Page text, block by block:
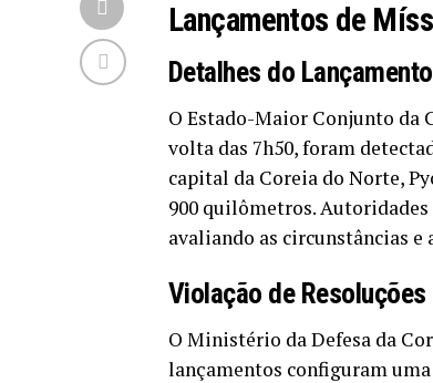
Lançamentos de
Detalhes do Lançamento
O Estado-Maior Conjunto da
volta das 7h50, foram
capital da Coreia do Norte,
900 quilômetros.
avaliando as circunstâncias
Violação de Resoluções
O Ministério da Defesa da
lançamentos configuram